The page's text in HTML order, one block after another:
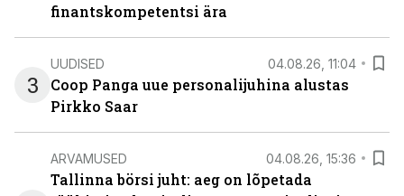
finantskompetentsi ära
3
UUDISED 04.08.26, 11:04
Coop Panga uue personalijuhina alustas
Pirkko Saar
ARVAMUSED 04.08.26, 15:36
Tallinna börsi juht: aeg on lõpetada